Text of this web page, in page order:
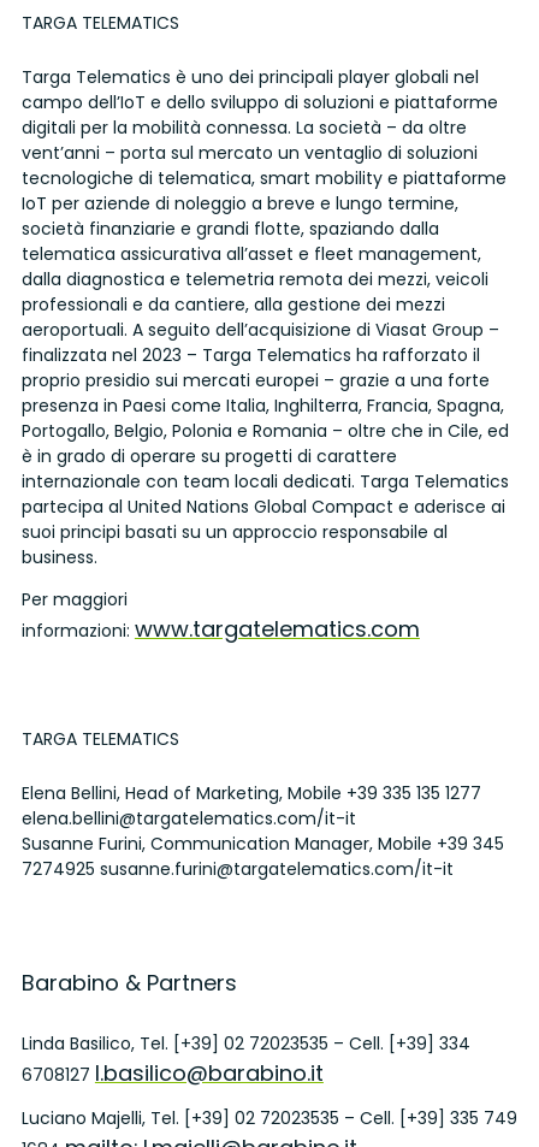
TARGA TELEMATICS
Targa Telematics è uno dei principali player globali nel
campo dell’IoT e dello sviluppo di soluzioni e piattaforme
digitali per la mobilità connessa. La società – da oltre
vent’anni – porta sul mercato un ventaglio di soluzioni
tecnologiche di telematica, smart mobility e piattaforme
IoT per aziende di noleggio a breve e lungo termine,
società finanziarie e grandi flotte, spaziando dalla
telematica assicurativa all’asset e fleet management,
dalla diagnostica e telemetria remota dei mezzi, veicoli
professionali e da cantiere, alla gestione dei mezzi
aeroportuali. A seguito dell’acquisizione di Viasat Group –
finalizzata nel 2023 – Targa Telematics ha rafforzato il
proprio presidio sui mercati europei – grazie a una forte
presenza in Paesi come Italia, Inghilterra, Francia, Spagna,
Portogallo, Belgio, Polonia e Romania – oltre che in Cile, ed
è in grado di operare su progetti di carattere
internazionale con team locali dedicati. Targa Telematics
partecipa al United Nations Global Compact e aderisce ai
suoi principi basati su un approccio responsabile al
business.
Per maggiori
informazioni: www.targatelematics.com
TARGA TELEMATICS
Elena Bellini, Head of Marketing, Mobile +39 335 135 1277
elena.bellini@targatelematics.com/it-it
Susanne Furini, Communication Manager, Mobile +39 345
7274925 susanne.furini@targatelematics.com/it-it
Barabino & Partners
Linda Basilico, Tel. [+39] 02 72023535 – Cell. [+39] 334
6708127 l.basilico@barabino.it
Luciano Majelli, Tel. [+39] 02 72023535 – Cell. [+39] 335 749